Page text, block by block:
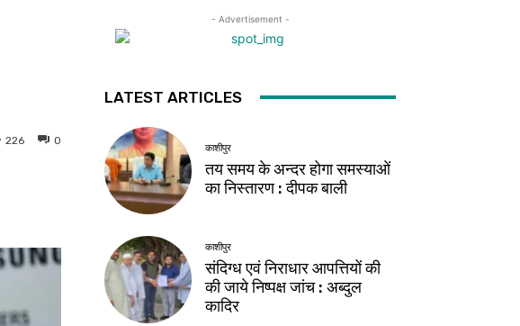
0
226
- Advertisement -
LATEST ARTICLES
काशीपुर
तय समय के अन्दर होगा समस्याओं
का निस्तारण : दीपक बाली
काशीपुर
संदिग्ध एवं निराधार आपत्तियों की
की जाये निष्पक्ष जांच : अब्दुल
कादिर